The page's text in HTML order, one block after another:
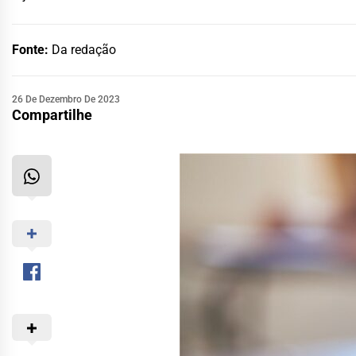
Fonte: Da redação
26 De Dezembro De 2023
Compartilhe